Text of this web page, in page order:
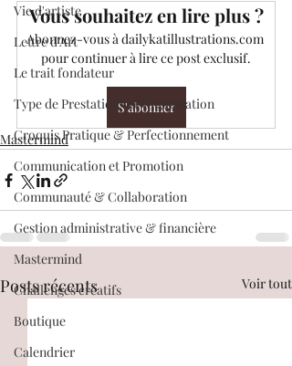
Vie d'artiste
Lettre d’Art
Le trait fondateur
Type de Prestations et Organisation
Croquis Pratique & Perfectionnement
Communication et Promotion
Communauté & Collaboration
Gestion administrative & financière
Mastermind
Challenges créatifs
Boutique
Calendrier
Vous souhaitez en lire plus ?
Abonnez-vous à dailykatillustrations.com
pour continuer à lire ce post exclusif.
S'abonner
Mastermind
Posts récents Voir tout